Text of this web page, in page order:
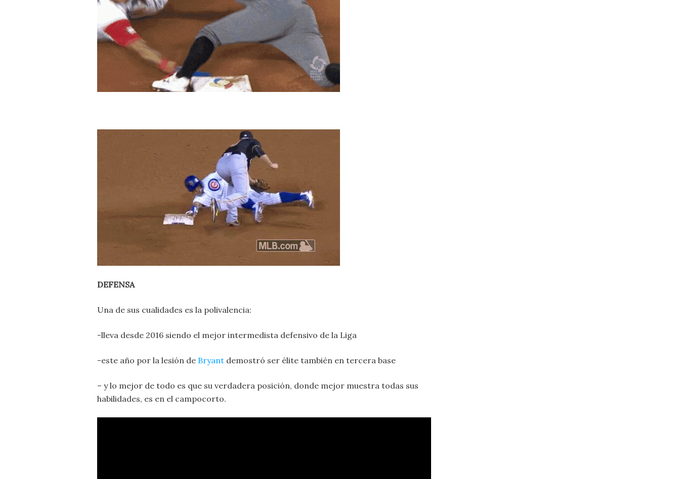
DEFENSA
Una de sus cualidades es la polivalencia:
-lleva desde 2016 siendo el mejor intermedista defensivo de la Liga
-este año por la lesión de Bryant demostró ser élite también en tercera base
– y lo mejor de todo es que su verdadera posición, donde mejor muestra todas sus
habilidades, es en el campocorto.